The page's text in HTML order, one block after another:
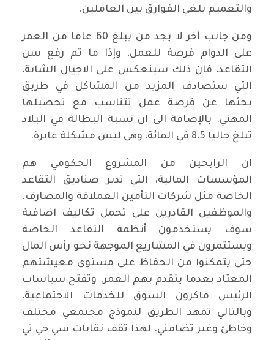
والتعميم يلغي الفوارق بين العاملين.
ومن جانب آخر لا يجد من يبلغ 60 عاما من العمر
على الدوام فرصة للعمل، وإذا ما تم رفع سن
التقاعد، فان ذلك سينعكس على الاجيال الشابة،
التي ستصادف المزيد من المشاكل في طريق
بحثها عن فرصة عمل تتناسب مع تحصيلها
المهني. بالإضافة الى ان نسبة البطالة في البلاد
تبلغ حاليا 8.5 في المائة، وهي ليس مشكلة عابرة.
ان الرابحين من المشروع الحكومي هم
المؤسسات المالية، التي تدير صناديق التقاعد
الخاصة مثل شركات التأمين العملاقة والمصارف.
والموظفين القادرين على تحمل تكاليف اضافية
سوف يستخدمون أنظمة التقاعد الخاصة
ويستثمرون في المشاريع الموجهة نحو رأس المال
حتى يتمكنوا من الحفاظ على مستوى معيشتهم
المعتاد بعدما يتقدم بهم العمر. وتفتح سياسات
الرئيس ماكرون السوق للخدمات الاجتماعية،
وبالتالي تمهد الطريق لنموذج مجتمعي مختلف
وخاطئ وغير تضامني. لهذا تقف نقابات سي جي تي